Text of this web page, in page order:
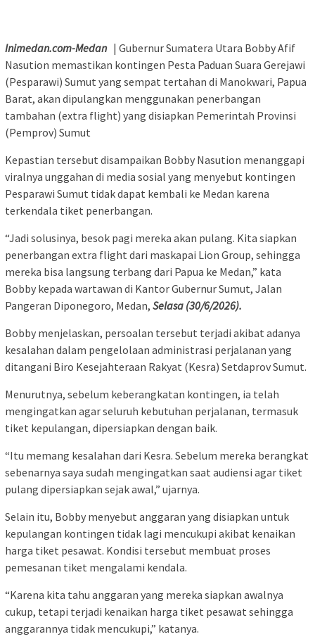
Inimedan.com-Medan| Gubernur Sumatera Utara Bobby Afif
Nasution memastikan kontingen Pesta Paduan Suara Gerejawi
(Pesparawi) Sumut yang sempat tertahan di Manokwari, Papua
Barat, akan dipulangkan menggunakan penerbangan
tambahan (extra flight) yang disiapkan Pemerintah Provinsi
(Pemprov) Sumut
Kepastian tersebut disampaikan Bobby Nasution menanggapi
viralnya unggahan di media sosial yang menyebut kontingen
Pesparawi Sumut tidak dapat kembali ke Medan karena
terkendala tiket penerbangan.
“Jadi solusinya, besok pagi mereka akan pulang. Kita siapkan
penerbangan extra flight dari maskapai Lion Group, sehingga
mereka bisa langsung terbang dari Papua ke Medan,” kata
Bobby kepada wartawan di Kantor Gubernur Sumut, Jalan
Pangeran Diponegoro, Medan, Selasa (30/6/2026).
Bobby menjelaskan, persoalan tersebut terjadi akibat adanya
kesalahan dalam pengelolaan administrasi perjalanan yang
ditangani Biro Kesejahteraan Rakyat (Kesra) Setdaprov Sumut.
Menurutnya, sebelum keberangkatan kontingen, ia telah
mengingatkan agar seluruh kebutuhan perjalanan, termasuk
tiket kepulangan, dipersiapkan dengan baik.
“Itu memang kesalahan dari Kesra. Sebelum mereka berangkat
sebenarnya saya sudah mengingatkan saat audiensi agar tiket
pulang dipersiapkan sejak awal,” ujarnya.
Selain itu, Bobby menyebut anggaran yang disiapkan untuk
kepulangan kontingen tidak lagi mencukupi akibat kenaikan
harga tiket pesawat. Kondisi tersebut membuat proses
pemesanan tiket mengalami kendala.
“Karena kita tahu anggaran yang mereka siapkan awalnya
cukup, tetapi terjadi kenaikan harga tiket pesawat sehingga
anggarannya tidak mencukupi,” katanya.